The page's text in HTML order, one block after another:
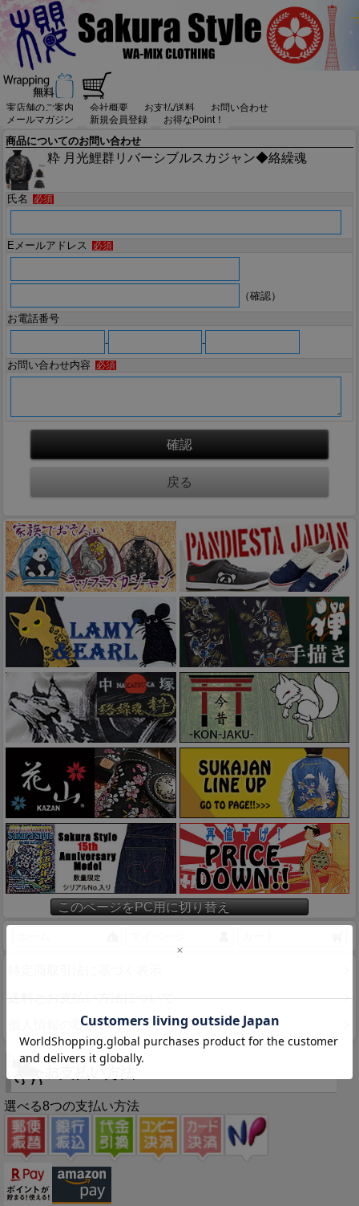
実店舗のご案内 会社概要 お支払/送料
お問い合わせ
メールマガジン
新規会員登録 お得なPoint！
商品についてのお問い合わせ
粋 月光鯉群リバーシブルスカジャン◆絡繰魂
氏名 必須
Eメールアドレス 必須
（確認）
お電話番号
-
-
お問い合わせ内容
必須
このページをPC用に切り替え
送料とお支払い方法について
個人情報の取扱いについて
選べる8つの支払い方法